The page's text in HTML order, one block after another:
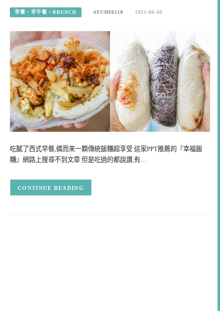
早餐、早午餐、BRUNCH AYUMI0218 2021-06-30
吃膩了西式早餐,偶而來一顆傳統飯糰超享受 這家PPT推薦的『幸福飯
糰』網路上搜尋不到文章 但是吃過的都說讚,有…
CONTINUE READING